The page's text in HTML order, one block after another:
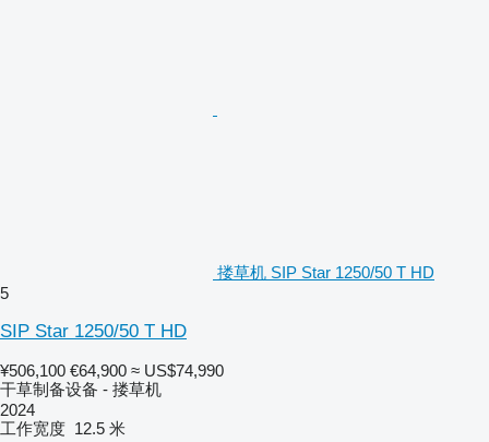
搂草机 SIP Star 1250/50 T HD
5
SIP Star 1250/50 T HD
¥506,100 €64,900 ≈ US$74,990
干草制备设备 - 搂草机
2024
工作宽度 12.5 米